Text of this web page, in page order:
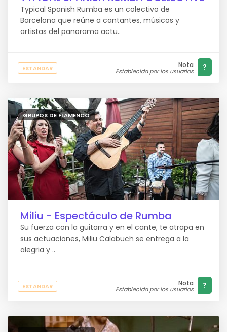
Typical Spanish Rumba es un colectivo de
Barcelona que reúne a cantantes, músicos y
artistas del panorama actu..
ESTANDAR Nota
Establecida por los usuarios ?
GRUPOS DE FLAMENCO
Miliu - Espectáculo de Rumba
Su fuerza con la guitarra y en el cante, te atrapa en
sus actuaciones, Miliu Calabuch se entrega a la
alegria y ..
ESTANDAR Nota
Establecida por los usuarios ?